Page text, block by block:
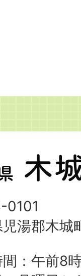
0101
湯郡木城
間：午前8